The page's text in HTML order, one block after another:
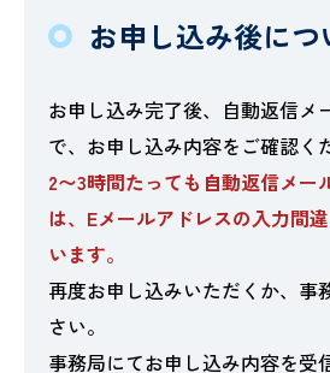
お申し込み後につ
お申し込み完了後、自動返信メ
で、お申し込み内容をご確認く
2〜3時間たっても自動返信メー
は、Eメールアドレスの入力間
います。
再度お申し込みいただくか、事
さい。
事務局にてお申し込み内容を受